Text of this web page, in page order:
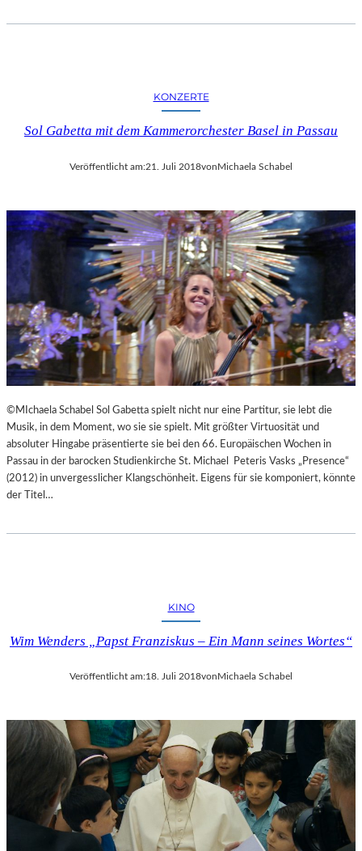
KONZERTE
Sol Gabetta mit dem Kammerorchester Basel in Passau
Veröffentlicht am:21. Juli 2018vonMichaela Schabel
©MIchaela Schabel Sol Gabetta spielt nicht nur eine Partitur, sie lebt die
Musik, in dem Moment, wo sie sie spielt. Mit größter Virtuosität und
absoluter Hingabe präsentierte sie bei den 66. Europäischen Wochen in
Passau in der barocken Studienkirche St. Michael Peteris Vasks „Presence“
(2012) in unvergesslicher Klangschönheit. Eigens für sie komponiert, könnte
der Titel…
KINO
Wim Wenders „Papst Franziskus – Ein Mann seines Wortes“
Veröffentlicht am:18. Juli 2018vonMichaela Schabel